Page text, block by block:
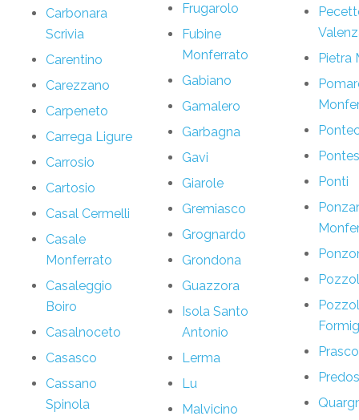
Carbonara
Scrivia
Carentino
Carezzano
Carpeneto
Carrega Ligure
Carrosio
Cartosio
Casal Cermelli
Casale
Monferrato
Casaleggio
Boiro
Casalnoceto
Casasco
Cassano
Spinola
Frugarolo
Fubine
Monferrato
Gabiano
Gamalero
Garbagna
Gavi
Giarole
Gremiasco
Grognardo
Grondona
Guazzora
Isola Santo
Antonio
Lerma
Lu
Malvicino
Pietra
Ponti
Prasco